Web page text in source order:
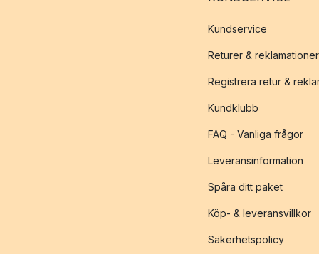
Kundservice
Returer & reklamationer
Registrera retur &
Kundklubb
FAQ - Vanliga frågor
Leveransinformation
Spåra ditt paket
Köp- & leveransvillkor
Säkerhetspolicy